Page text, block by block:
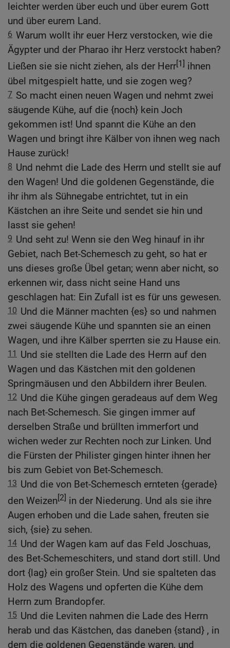
leichter werden über euch und über eurem Gott
und über eurem Land.
6 Warum wollt ihr euer Herz verstocken, wie die
Ägypter und der Pharao ihr Herz verstockt haben?
Ließen sie sie nicht ziehen, als der Herr[1] ihnen
übel mitgespielt hatte, und sie zogen weg?
7 So macht einen neuen Wagen und nehmt zwei
säugende Kühe, auf die {noch} kein Joch
gekommen ist! Und spannt die Kühe an den
Wagen und bringt ihre Kälber von ihnen weg nach
Hause zurück!
8 Und nehmt die Lade des Herrn und stellt sie auf
den Wagen! Und die goldenen Gegenstände, die
ihr ihm als Sühnegabe entrichtet, tut in ein
Kästchen an ihre Seite und sendet sie hin und
lasst sie gehen!
9 Und seht zu! Wenn sie den Weg hinauf in ihr
Gebiet, nach Bet-Schemesch zu geht, so hat er
uns dieses große Übel getan; wenn aber nicht, so
erkennen wir, dass nicht seine Hand uns
geschlagen hat: Ein Zufall ist es für uns gewesen.
10 Und die Männer machten {es} so und nahmen
zwei säugende Kühe und spannten sie an einen
Wagen, und ihre Kälber sperrten sie zu Hause ein.
11 Und sie stellten die Lade des Herrn auf den
Wagen und das Kästchen mit den goldenen
Springmäusen und den Abbildern ihrer Beulen.
12 Und die Kühe gingen geradeaus auf dem Weg
nach Bet-Schemesch. Sie gingen immer auf
derselben Straße und brüllten immerfort und
wichen weder zur Rechten noch zur Linken. Und
die Fürsten der Philister gingen hinter ihnen her
bis zum Gebiet von Bet-Schemesch.
13 Und die von Bet-Schemesch ernteten {gerade}
den Weizen[2] in der Niederung. Und als sie ihre
Augen erhoben und die Lade sahen, freuten sie
sich, {sie} zu sehen.
14 Und der Wagen kam auf das Feld Joschuas,
des Bet-Schemeschiters, und stand dort still. Und
dort {lag} ein großer Stein. Und sie spalteten das
Holz des Wagens und opferten die Kühe dem
Herrn zum Brandopfer.
15 Und die Leviten nahmen die Lade des Herrn
herab und das Kästchen, das daneben {stand} , in
dem die goldenen Gegenstände waren, und